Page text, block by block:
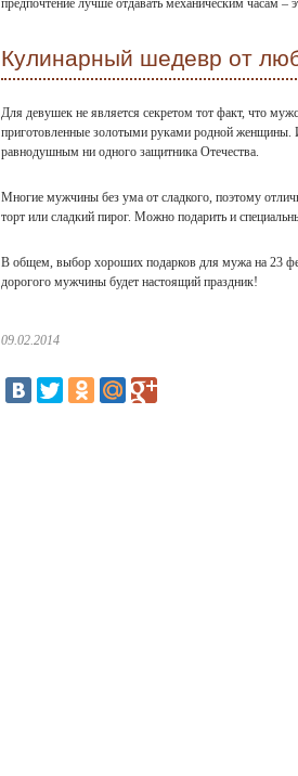
Кулинарный шедевр от
Для девушек не является секретом тот факт, что
приготовленные золотыми руками родной женщины.
равнодушным ни одного защитника Отечества.
Многие мужчины без ума от сладкого, поэтому
торт или сладкий пирог. Можно подарить и
В общем, выбор хороших подарков для мужа на 23
дорогого мужчины будет настоящий праздник!
09.02.2014